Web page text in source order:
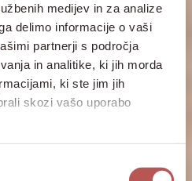
medijev in za analize
delimo informacije o vaši
partnerji s področja
in analitike, ki jih morda
ki ste jim jih
skozi vašo uporabo
mest.